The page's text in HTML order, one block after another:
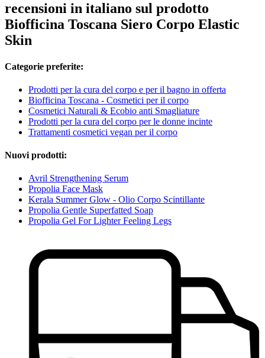
recensioni in italiano sul prodotto
Biofficina Toscana Siero Corpo Elastic
Skin
Categorie preferite:
Prodotti per la cura del corpo e per il bagno in offerta
Biofficina Toscana - Cosmetici per il corpo
Cosmetici Naturali & Ecobio anti Smagliature
Prodotti per la cura del corpo per le donne incinte
Trattamenti cosmetici vegan per il corpo
Nuovi prodotti:
Avril Strengthening Serum
Propolia Face Mask
Kerala Summer Glow - Olio Corpo Scintillante
Propolia Gentle Superfatted Soap
Propolia Gel For Lighter Feeling Legs